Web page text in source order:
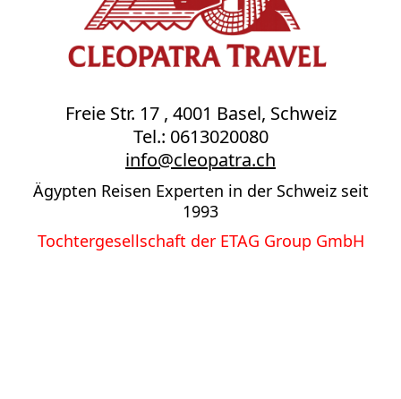
Freie Str. 17 , 4001 Basel, Schweiz
Tel.: 0613020080
info@cleopatra.ch
Ägypten Reisen Experten in der Schweiz seit
1993
Tochtergesellschaft der ETAG Group GmbH